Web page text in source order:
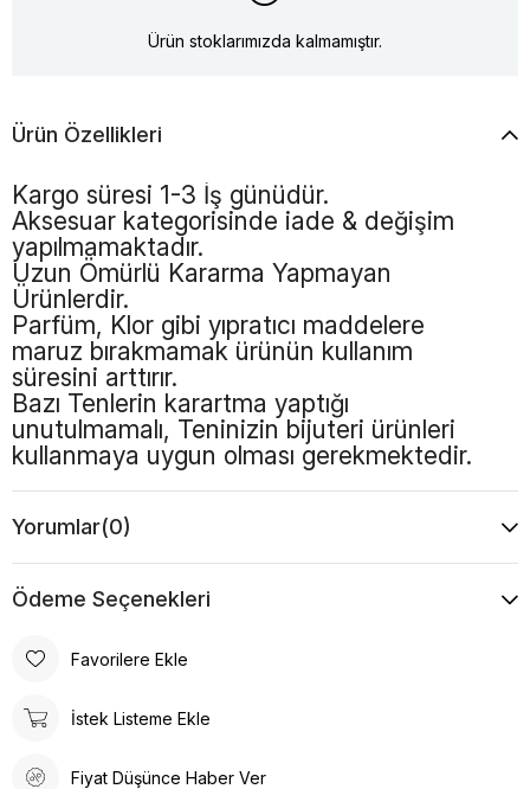
Ürün stoklarımızda kalmamıştır.
Ürün Özellikleri
Kargo süresi 1-3 İş günüdür.
Aksesuar kategorisinde iade & değişim
yapılmamaktadır.
Uzun Ömürlü Kararma Yapmayan
Ürünlerdir.
Parfüm, Klor gibi yıpratıcı maddelere
maruz bırakmamak ürünün kullanım
süresini arttırır.
Bazı Tenlerin karartma yaptığı
unutulmamalı, Teninizin bijuteri ürünleri
kullanmaya uygun olması gerekmektedir.
Yorumlar(0)
Ödeme Seçenekleri
Favorilere Ekle
İstek Listeme Ekle
Fiyat Düşünce Haber Ver